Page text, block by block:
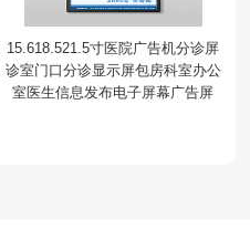
15.618.521.5寸医院广告机分诊屏
诊室门口分诊显示屏包房科室办公
室医生信息发布电子屏幕广告屏